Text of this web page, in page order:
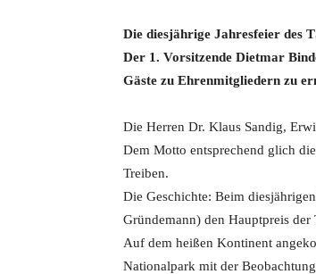
Die diesjährige Jahresfeier des
Der 1. Vorsitzende Dietmar
Gäste zu Ehrenmitgliedern zu
Die Herren Dr. Klaus Sandig,
Dem Motto entsprechend glich
Treiben.
Die Geschichte: Beim
Gründemann) den Hauptpreis
Auf dem heißen Kontinent
Nationalpark mit der